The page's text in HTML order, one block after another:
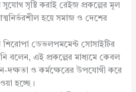
সুযোগ সৃষ্টি করাই রেইজ প্রকল্পের মূল
হয়ে সমাজ ও দেশের
শিরোপা ডেভলপমমেন্ট সোসাইটির
বলেন, এই প্রকল্পের মাধ্যমে কেবল
দক্ষতা ও কর্মক্ষেত্রের উপযোগী করে
হচ্ছে।